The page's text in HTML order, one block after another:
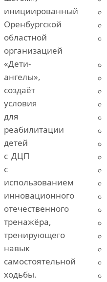
инициированный
Оренбургской
областной
организацией
«Дети-
ангелы»,
создаёт
условия
для
реабилитации
детей
с ДЦП
с
использованием
инновационного
отечественного
тренажёра,
тренирующего
навык
самостоятельной
ходьбы.